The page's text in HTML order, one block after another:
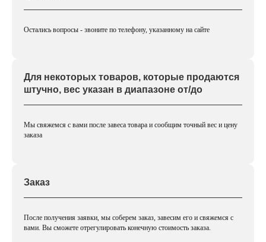
Остались вопросы - звоните по телефону, указанному на сайте
Для некоторых товаров, которые продаются
штучно, вес указан в диапазоне от/до
Мы свяжемся с вами после завеса товара и сообщим точный вес и цену
заказа
Заказ
После получения заявки, мы соберем заказ, завесим его и свяжемся с
вами. Вы сможете отрегулировать конечную стоимость заказа.